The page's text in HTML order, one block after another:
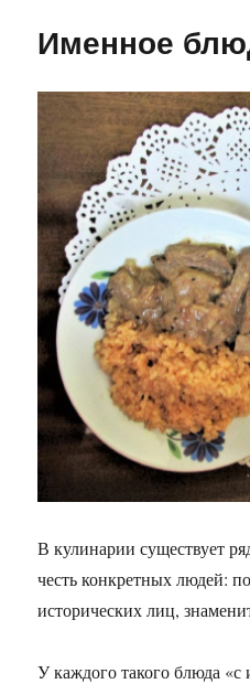
Именное
В кулинарии существует
честь конкретных людей:
исторических лиц,
У каждого такого блюда